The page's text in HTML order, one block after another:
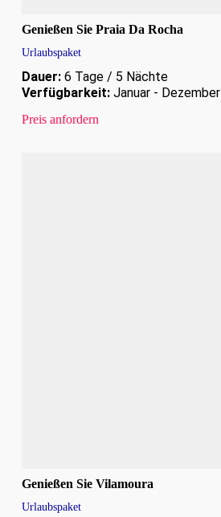
Genießen Sie Praia Da Rocha
Urlaubspaket
Dauer:6 Tage / 5 Nächte
Verfügbarkeit:Januar - Dezember
Preis anfordern
Genießen Sie Vilamoura
Urlaubspaket